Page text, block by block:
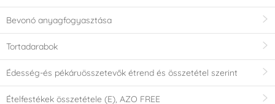
Bevonó anyagfogyasztása
Tortadarabok
Édesség-és pékáruösszetevők étrend és összetétel szerint
Ételfestékek összetétele (E), AZO FREE